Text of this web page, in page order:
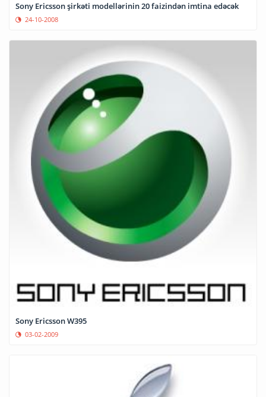
Sony Ericsson şirkəti modellərinin 20 faizindən imtina edəcək
24-10-2008
Sony Ericsson W395
03-02-2009